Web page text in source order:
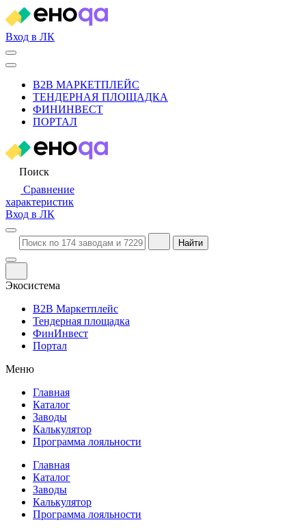
Вход в ЛК
B2B МАРКЕТПЛЕЙС
ТЕНДЕРНАЯ ПЛОЩАДКА
ФИНИНВЕСТ
ПОРТАЛ
Поиск
Сравнение
характеристик
Вход в ЛК
Найти
Экосистема
B2B Маркетплейс
Тендерная площадка
ФинИнвест
Портал
Меню
Главная
Каталог
Заводы
Калькулятор
Программа лояльности
Главная
Каталог
Заводы
Калькулятор
Программа лояльности